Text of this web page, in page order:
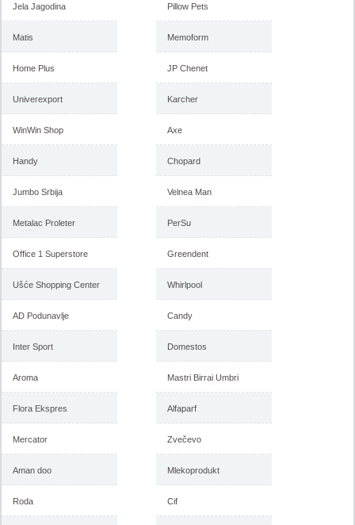
Jela Jagodina
Matis
Home Plus
Univerexport
WinWin Shop
Handy
Jumbo Srbija
Metalac Proleter
Office 1 Superstore
Ušće Shopping Center
AD Podunavlje
Inter Sport
Aroma
Flora Ekspres
Mercator
Aman doo
Roda
Pillow Pets
Memoform
JP Chenet
Karcher
Axe
Chopard
Velnea Man
PerSu
Greendent
Whirlpool
Candy
Domestos
Mastri Birrai Umbri
Alfaparf
Zvečevo
Mlekoprodukt
Cif